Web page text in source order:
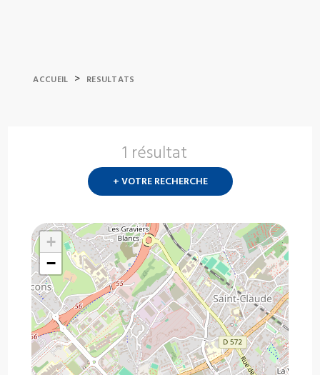
ACCUEIL > RESULTATS
1 résultat
+ VOTRE RECHERCHE
+
−